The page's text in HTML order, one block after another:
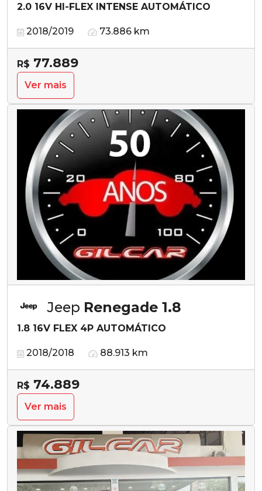
2.0 16V HI-FLEX INTENSE AUTOMÁTICO
2018/2019 73.886 km
R$ 77.889
Ver mais
Jeep Renegade 1.8
1.8 16V FLEX 4P AUTOMÁTICO
2018/2018 88.913 km
R$ 74.889
Ver mais